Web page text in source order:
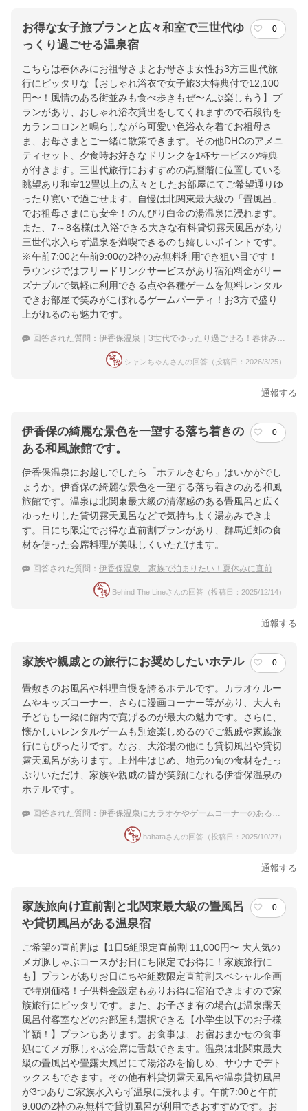
お得な女子旅プランと広々和室で三世代ゆ
っくり過ごせる温泉宿
0
こちらは春休みにお祖母さまとお母さま女性お3方三世代旅
行にピッタリな【おしゃれ浴衣で女子旅3大特典付で12,100
円〜！風情のある街並みも食べ歩きもぜ〜んぶ楽しもう】プ
ランがあり、おしゃれ浴衣貸出をしてくれますので石段街を
カランコロンと鳴らしながら可愛い色浴衣を着てお祖母さ
ま、お母さまとご一緒に散策できます。その他DHCのアメニ
ティセット、夕食時お好きなドリンクを1杯サービスの特典
が付きます。三世代旅行におすすめの高層階に位置している
眺望あり和室12畳以上の広々としたお部屋にてご希望通りゆ
ったり寛いで過ごせます。自慢は北関東最大級の「畳風呂」
でお祖母さまにも安全！のんびり白金の湯温泉に浸れます。
また、7～8名様は入浴できる大きな有料貸切露天風呂があり
三世代水入らず温泉を満喫できるのも嬉しいポイントです。
※午前7:00と午前9:00の2枠のみ無料利用でき狙い目です！
ラウンジではフリードリンクサービスがあり宿泊料金がリー
ズナブルで気軽に利用できる点や各種ゲームを無料レンタル
できお部屋で笑みがこぼれるゲームパーティ！お3方で盛り
上がれるのも魅力です。
回答された質問： 伊香保温泉｜3世代でゆったり過ごせる！春休みにおすすめな宿は？
シャンちゃんさんの回答（投稿日：2026/3/25）
通報する
伊香保の綺麗な景色を一望する落ち着きの
ある和風旅館です。
0
伊香保温泉にお越しでしたら「ホテルきむら」はいかがでし
ょうか。伊香保の綺麗な景色を一望する落ち着きのある和風
旅館です。温泉は北関東最大級の清潔感のある畳風呂と広く
ゆったりした貸切露天風呂などで気持ちよく湯あみできま
す。日にち限定でお得な直前割プランがあり、群馬近郊の食
材を使った会席料理が美味しくいただけます。
回答された質問： 伊香保温泉 家族で泊まりたい！夏休みに直前割が使えるおすすめ温泉宿
Behind The Lineさんの回答（投稿日：2025/12/14）
通報する
家族や親戚との旅行にお奨めしたいホテル 0
畳敷きのお風呂や料理自慢を誇るホテルです。カラオケルー
ムやキッズコーナー、さらに漫画コーナー等があり、大人も
子どもも一緒に館内で寛げるのが最大の魅力です。さらに、
懐かしいレンタルゲームも別途楽しめるのでご親戚や家族旅
行にもぴったりです。なお、大浴場の他にも貸切風呂や貸切
露天風呂があります。上州牛はじめ、地元の旬の食材をたっ
ぷりいただけ、家族や親戚の皆が笑顔になれる伊香保温泉の
ホテルです。
回答された質問： 伊香保温泉にカラオケやゲームコーナーのある宿はありますか？
hahataさんの回答（投稿日：2025/10/27）
通報する
家族旅向け直前割と北関東最大級の畳風呂
や貸切風呂がある温泉宿
0
ご希望の直前割は【1日5組限定直前割 11,000円〜 大人気の
メガ豚しゃぶコースがお日にち限定でお得に！家族旅行に
も】プランがありお日にちや組数限定直前割スペシャル企画
で特別価格！子供料金設定もありお得に宿泊できますので家
族旅行にピッタリです。また、お子さま有の場合は温泉露天
風呂付客室などのお部屋も選択できる【小学生以下のお子様
半額！】プランもあります。お食事は、お宿おまかせの食事
処にてメガ豚しゃぶ会席に舌鼓できます。温泉は北関東最大
級の畳風呂や畳露天風呂にて湯浴みを愉しめ、サウナでデト
ックスもできます。その他有料貸切露天風呂や温泉貸切風呂
が3つありご家族水入らず温泉に浸れます。午前7:00と午前
9:00の2枠のみ無料で貸切風呂が利用できおすすめです。お